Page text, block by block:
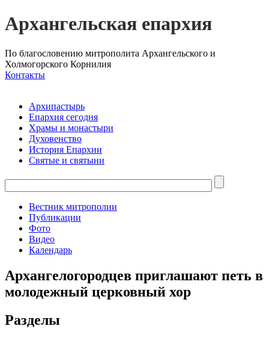
Архангельская епархия
По благословению митрополита Архангельского и
Холмогорского Корнилия
Контакты
Архипастырь
Епархия сегодня
Храмы и монастыри
Духовенство
История Епархии
Святые и святыни
Вестник митрополии
Публикации
Фото
Видео
Календарь
Архангелогородцев приглашают петь в
молодежный церковный хор
Разделы